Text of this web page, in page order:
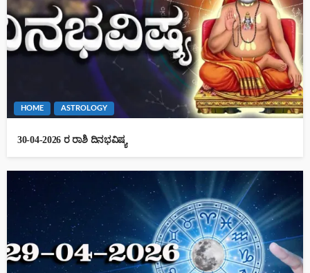
HOME ASTROLOGY
30-04-2026 ರ ರಾಶಿ ದಿನಭವಿಷ್ಯ